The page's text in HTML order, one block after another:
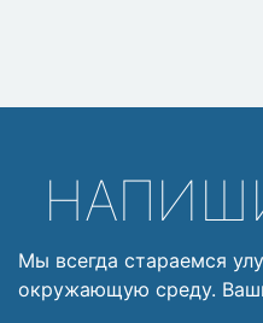
Мы всегда стараемся
окружающую среду.